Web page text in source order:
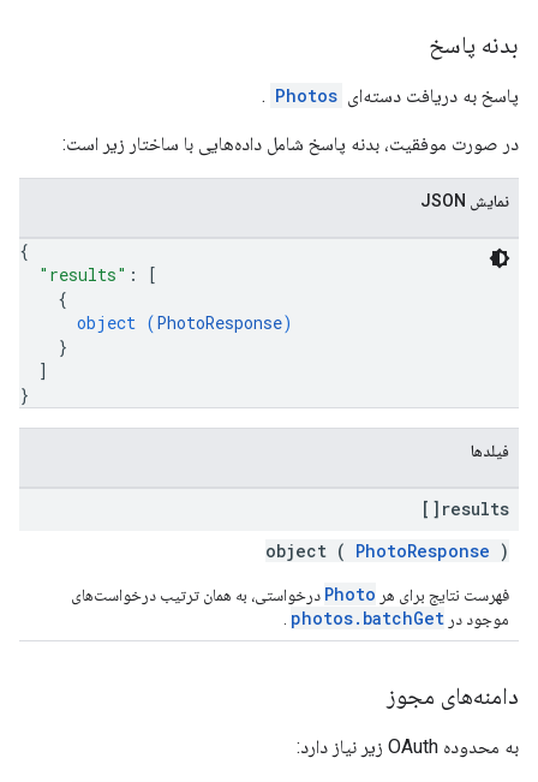
بدنه پاسخ
پاسخ به دریافت دسته‌ای Photos
.
در صورت موفقیت، بدنه پاسخ شامل داده‌هایی با ساختار زیر است:
نمایش JSON
{
"results" :
[
{
object (PhotoResponse)
}
]
}
فیلدها
results[]
object ( PhotoResponse )
فهرست نتایج برای هر Photo درخواستی، به همان ترتیب درخواست‌های
موجود در photos.batchGet
دامنه‌های مجوز
به محدوده OAuth زیر نیاز دارد: